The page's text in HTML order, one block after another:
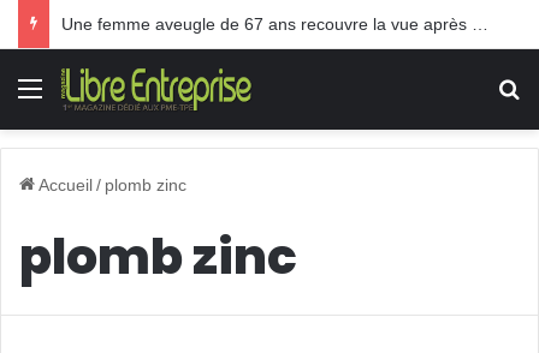
Menu
Accueil/ plomb zinc
plomb zinc